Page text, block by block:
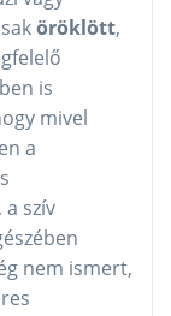
öröklött,
is
mivel
a
szív
nem ismert,